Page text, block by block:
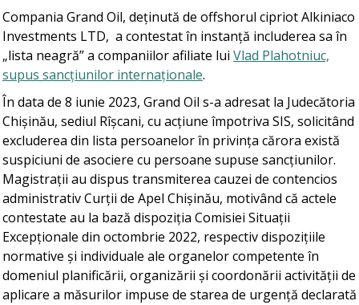
Compania Grand Oil, deținută de offshorul cipriot Alkiniaco
Investments LTD, a contestat în instanță includerea sa în
„lista neagră” a companiilor afiliate lui Vlad Plahotniuc,
supus sancțiunilor internaționale.
În data de 8 iunie 2023, Grand Oil s-a adresat la Judecătoria
Chișinău, sediul Rîșcani, cu acțiune împotriva SIS, solicitând
excluderea din lista persoanelor în privința cărora există
suspiciuni de asociere cu persoane supuse sancțiunilor.
Magistrații au dispus transmiterea cauzei de contencios
administrativ Curții de Apel Chișinău, motivând că actele
contestate au la bază dispoziția Comisiei Situații
Excepționale din octombrie 2022, respectiv dispozițiile
normative și individuale ale organelor competente în
domeniul planificării, organizării și coordonării activității de
aplicare a măsurilor impuse de starea de urgență declarată